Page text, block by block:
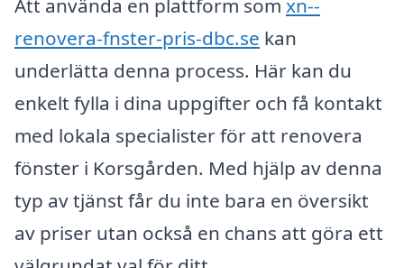
Att använda en plattform som xn--
renovera-fnster-pris-dbc.se kan
underlätta denna process. Här kan du
enkelt fylla i dina uppgifter och få kontakt
med lokala specialister för att renovera
fönster i Korsgården. Med hjälp av denna
typ av tjänst får du inte bara en översikt
av priser utan också en chans att göra ett